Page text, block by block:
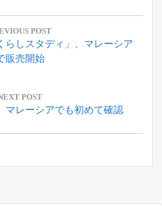
POST
らしスタディ」、マレーシア
販売開始
POST
マレーシアでも初めて確認